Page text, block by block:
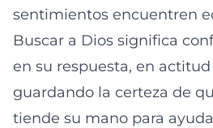
sentimientos encuentren
Buscar a Dios significa
en su respuesta, en
guardando la certeza de
tiende su mano para